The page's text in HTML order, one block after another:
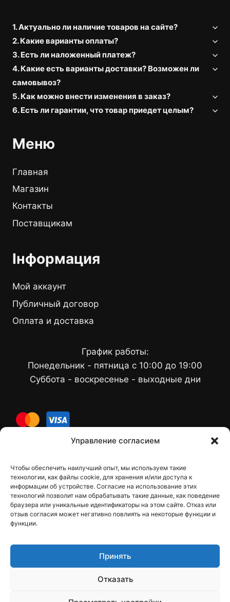
Управление согласием
Чтобы обеспечить наилучший опыт, мы используем такие
технологии, как файлы cookie, для хранения и/или доступа к
информации об устройстве. Согласие на использование этих
технологий позволит нам обрабатывать такие данные, как поведение
браузера или уникальные идентификаторы на этом сайте. Отказ или
отзыв согласия может негативно повлиять на некоторые функции и
функции.
Принять
Отказать
1. Актуально ли наличие товаров на сайте?
2. Какие варианты оплаты?
3. Есть ли наложенный платеж?
4. Какие есть варианты доставки? Возможен ли
самовывоз?
5. Как можно внести изменения в заказ?
6. Есть ли гарантии, что товар приедет целым?
Меню
Главная
Магазин
Контакты
Поставщикам
Інформация
Мой аккаунт
Публичный договор
Оплата и доставка
График работы:
Понедельник - пятница с 10:00 до 19:00
Суббота - воскресенье - выходные дни
Контакты
dfbelements@gmail.com
Instagram